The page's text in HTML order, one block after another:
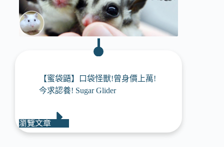
【蜜袋鼯】口袋怪獸!曾身價上萬!
今求認養! Sugar Glider
瀏覽文章